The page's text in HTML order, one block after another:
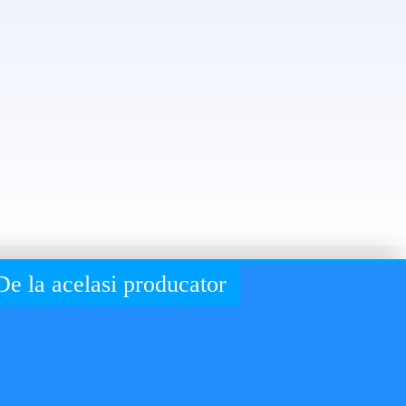
la acelasi producator